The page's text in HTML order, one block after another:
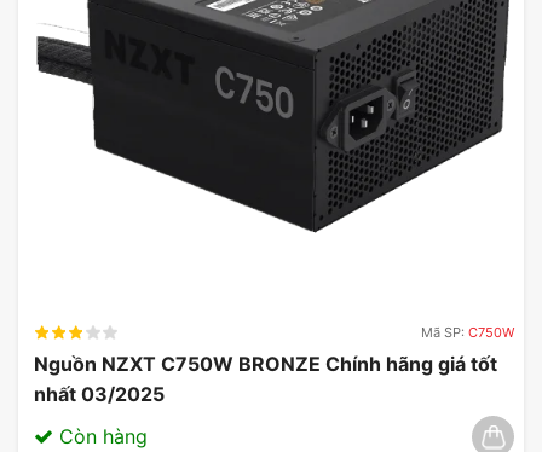
Mã SP: C750W
Nguồn NZXT C750W BRONZE Chính hãng giá tốt
nhất 03/2025
Còn hàng